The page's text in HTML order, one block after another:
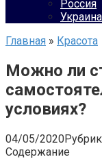
Россия
Украина
Главная » Красота
Можно ли
условиях?
04/05/2020
Содержание